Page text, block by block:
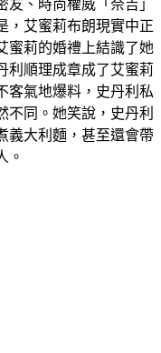
友、時尚權威「奈吉」
，艾蜜莉布朗現實中正
蜜莉的婚禮上結識了她
利順理成章成了艾蜜莉
客氣地爆料，史丹利私
不同。她笑說，史丹利
大利麵，甚至還會帶